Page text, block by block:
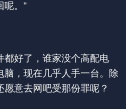
呢。”
都好了，谁家没个高配电
脑，现在几乎人手一台。除
意去网吧受那份罪呢？